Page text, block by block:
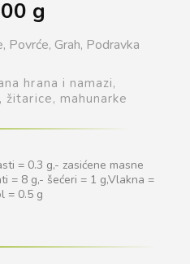
g
= 0.3 g,- zasićene masne
= 8 g,- šećeri = 1 g,Vlakna =
= 0.5 g
Povrće, Grah, Podravka
hrana i namazi,
žitarice, mahunarke